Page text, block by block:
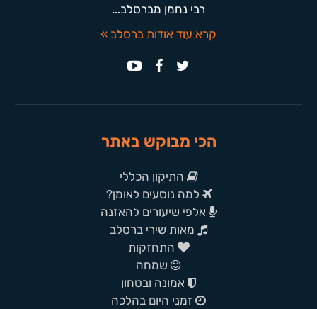
רבי נחמן מברסלב...
קרא עוד אודות ברסלב »
הכי מבוקש באתר
התיקון הכללי
למה נוסעים לאומן?
אלפי שיעורים להאזנה
מאות שירי ברסלב
התחזקות
שמחה
אמונה ובטחון
זמני היום בהלכה